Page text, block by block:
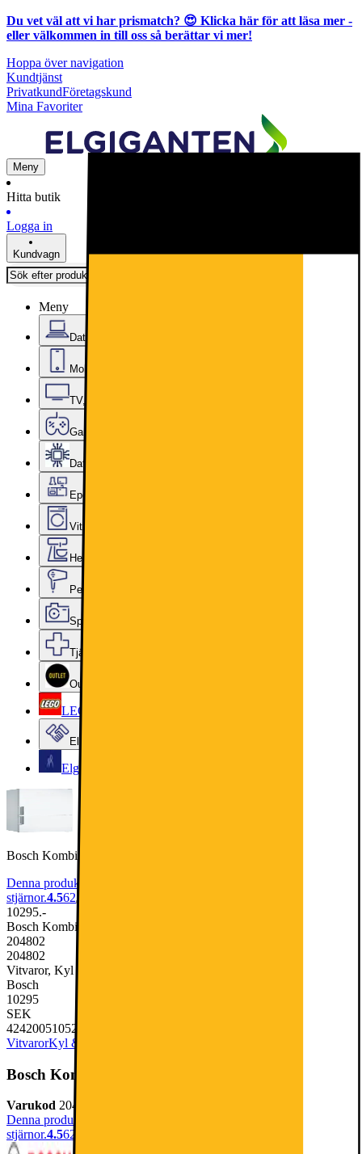
Du vet väl att vi har prismatch? 😍 Klicka här för att läsa mer -
eller välkommen in till oss så berättar vi mer!
Hoppa över navigation
Kundtjänst
PrivatkundFöretagskund
Mina Favoriter
Meny
Hitta butik
Logga in
Kundvagn
Meny
Datorer & Kontor
Mobiler, Tablets & Smartklockor
TV, Ljud & Smart Hem
Gaming
Datorkomponenter
Epoq Kök & Tvättstuga
Vitvaror
Hem, Hushåll & Trädgård
Personvård, Hälsa & Skönhet
Sport & Fritid
Tjänster & Tillbehör
Outlet
LEGO
Elgiganten Företag
Elgiganten Kundklubb
Bosch Kombinerad kyl/frys KGN39VWEP (vit)
Denna produkt har blivit bedömd som 4.5 av 5 möjliga
stjärnor.4.562
10295.-
Bosch Kombinerad kyl/frys KGN39VWEP (vit)
204802
204802
Vitvaror, Kyl & Frys, Kyl & Frys kombiskåp
Bosch
10295
SEK
4242005105236
VitvarorKyl & Frys
Bosch Kombinerad kyl/frys KGN39VWEP (vit)
Varukod 204802
Denna produkt har blivit bedömd som 4.5 av 5 möjliga
stjärnor.4.562